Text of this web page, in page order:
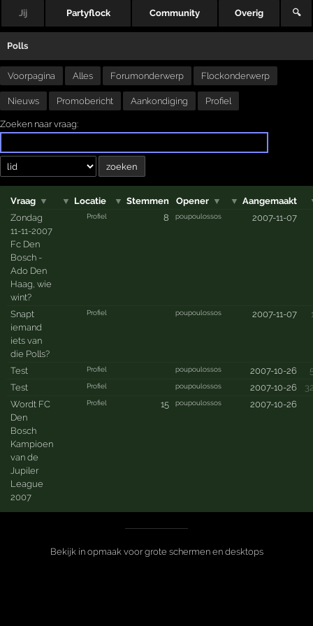
Jij Partyflock Community Overig 🔍
Polls
Voorpagina Alles Forumonderwerp Flockonderwerp
Nieuws Promobericht Aankondiging Profiel
Zoeken naar vraag:
Vraag ▼ ▼ Locatie ▼ Stemmen Opener ▼ ▼ Aangemaakt
Zondag
11-11-2007
Fc Den
Bosch -
Ado Den
Haag, wie
wint?
Profiel 8 poupoulossos 2007-11-07
Snapt
iemand
iets van
die Polls?
Profiel poupoulossos 2007-11-07
Test Profiel poupoulossos 2007-10-26
Test
Profiel poupoulossos 2007-10-26
Wordt FC
Den
Bosch
Kampioen
van de
Jupiler
League
2007
Profiel 15 poupoulossos 2007-10-26
Bekijk in opmaak voor grote schermen en desktops